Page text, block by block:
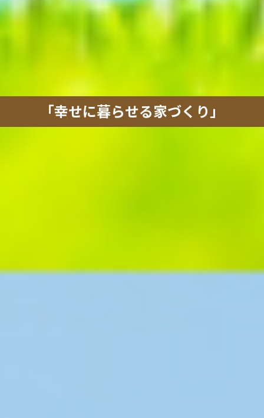
「幸せに暮らせる家づくり」